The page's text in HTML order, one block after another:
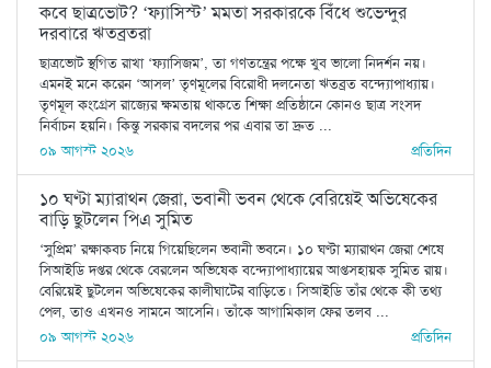
কবে ছাত্রভোট? ‘ফ্যাসিস্ট’ মমতা সরকারকে বিঁধে শুভেন্দুর
দরবারে ঋতব্রতরা
ছাত্রভোট স্থগিত রাখা ‘ফ্যাসিজম’, তা গণতন্ত্রের পক্ষে খুব ভালো নিদর্শন নয়।
এমনই মনে করেন ‘আসল’ তৃণমূলের বিরোধী দলনেতা ঋতব্রত বন্দ্যোপাধ্যায়।
তৃণমূল কংগ্রেস রাজ্যের ক্ষমতায় থাকতে শিক্ষা প্রতিষ্ঠানে কোনও ছাত্র সংসদ
নির্বাচন হয়নি। কিন্তু সরকার বদলের পর এবার তা দ্রুত ...
০৯ আগস্ট ২০২৬
প্রতিদিন
১০ ঘণ্টা ম্যারাথন জেরা, ভবানী ভবন থেকে বেরিয়েই অভিষেকের
বাড়ি ছুটলেন পিএ সুমিত
‘সুপ্রিম’ রক্ষাকবচ নিয়ে গিয়েছিলেন ভবানী ভবনে। ১০ ঘণ্টা ম্যারাথন জেরা শেষে
সিআইডি দপ্তর থেকে বেরলেন অভিষেক বন্দ্যোপাধ্যায়ের আপ্তসহায়ক সুমিত রায়।
বেরিয়েই ছুটলেন অভিষেকের কালীঘাটের বাড়িতে। সিআইডি তাঁর থেকে কী তথ্য
পেল, তাও এখনও সামনে আসেনি। তাঁকে আগামিকাল ফের তলব ...
০৯ আগস্ট ২০২৬
প্রতিদিন